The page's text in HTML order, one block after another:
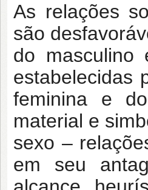
As relações
são
do masculino
estabelecidas
feminina e
material e
sexo –
em seu